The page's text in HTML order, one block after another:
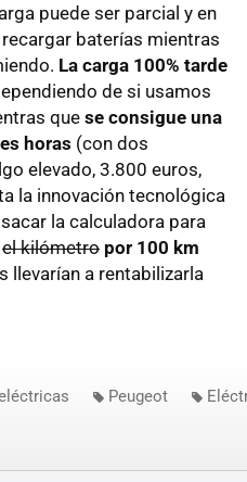
puede ser parcial y en
baterías mientras
La carga 100% tarde
de si usamos
que se consigue una
horas (con dos
elevado, 3.800 euros,
la innovación tecnológica
la calculadora para
el kilómetro por 100 km
llevarían a rentabilizarla
Peugeot